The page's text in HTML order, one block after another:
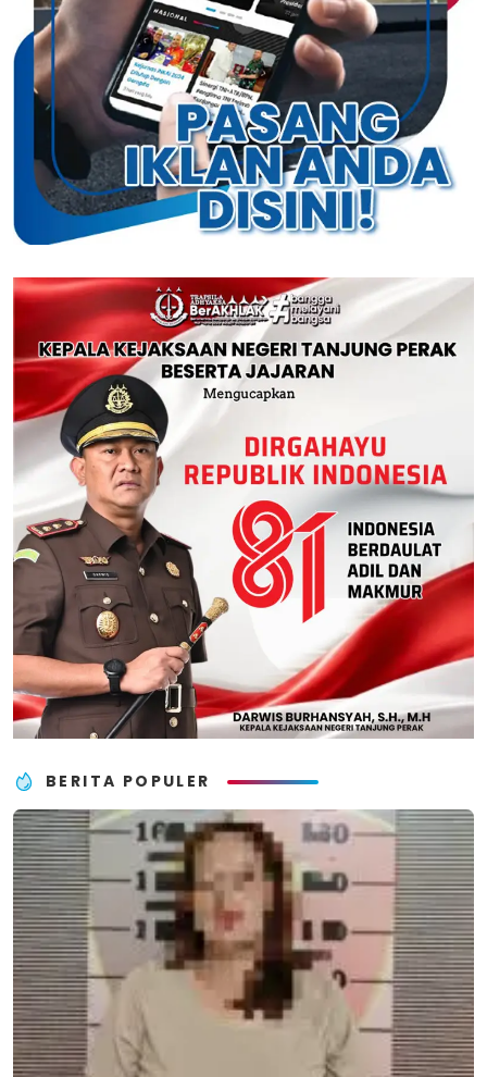
BERITA POPULER